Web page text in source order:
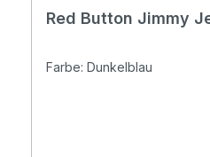
Red Button Jimmy
Farbe: Dunkelblau